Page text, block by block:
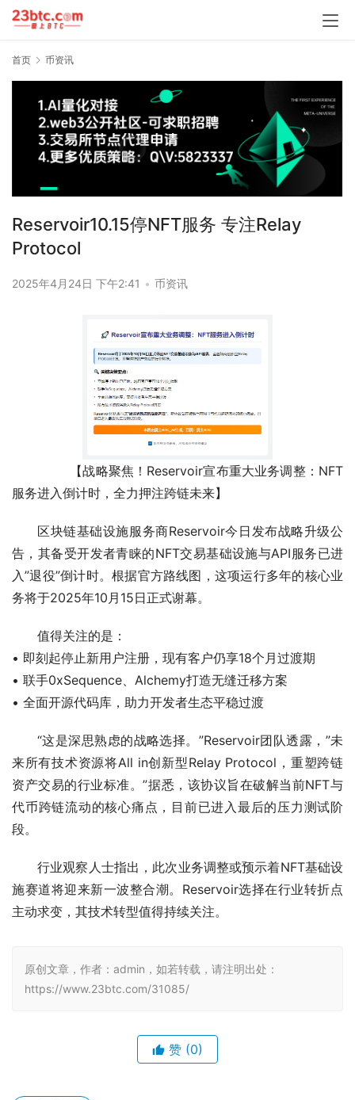
首页 币资讯
Reservoir10.15停NFT服务 专注Relay
Protocol
2025年4月24日 下午2:41 • 币资讯
服务进入倒计时，全力押注跨链未来】
区块链基础设施服务商Reservoir今日发布战略升级公
告，其备受开发者青睐的NFT交易基础设施与API服务已进
入”退役”倒计时。根据官方路线图，这项运行多年的核心业
务将于2025年10月15日正式谢幕。
值得关注的是：
• 即刻起停止新用户注册，现有客户仍享18个月过渡期
• 联手0xSequence、Alchemy打造无缝迁移方案
• 全面开源代码库，助力开发者生态平稳过渡
“这是深思熟虑的战略选择。”Reservoir团队透露，”未
来所有技术资源将All in创新型Relay Protocol，重塑跨链
资产交易的行业标准。”据悉，该协议旨在破解当前NFT与
代币跨链流动的核心痛点，目前已进入最后的压力测试阶
段。
行业观察人士指出，此次业务调整或预示着NFT基础设
施赛道将迎来新一波整合潮。Reservoir选择在行业转折点
主动求变，其技术转型值得持续关注。
原创文章，作者：admin，如若转载，请注明出处：
https://www.23btc.com/31085/
赞 (0)